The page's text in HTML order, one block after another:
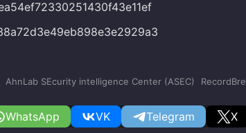
AhnLab SEcurity intelligence Center (ASEC)
WhatsApp VK Telegram X